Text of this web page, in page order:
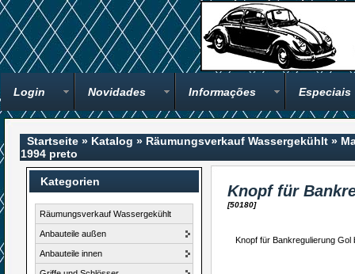
Login Novidades Informações Especiais
Startseite » Katalog » Räumungsverkauf Wassergekühlt »
1994 preto
Kategorien
Räumungsverkauf Wassergekühlt
Anbauteile außen
Anbauteile innen
Knopf für
[50180]
Knopf für Bankregulierung Gol